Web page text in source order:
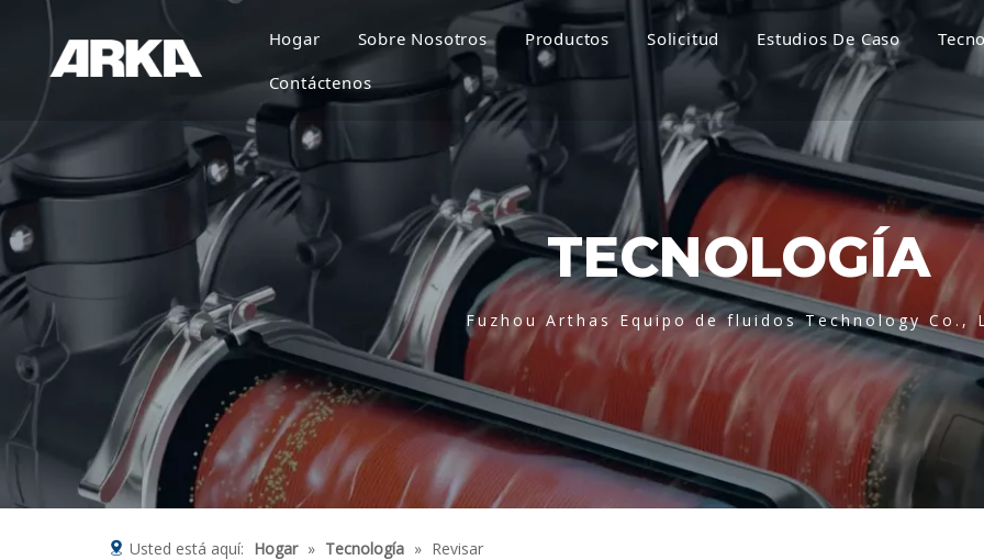
Hogar Sobre Nosotros Productos Solicitud Estudios De Caso
Contáctenos
TECNOLOGÍA
Fuzhou Arthas Equipo de fluidos Technology Co.,
Usted está aquí: Hogar » Tecnología » Revisar